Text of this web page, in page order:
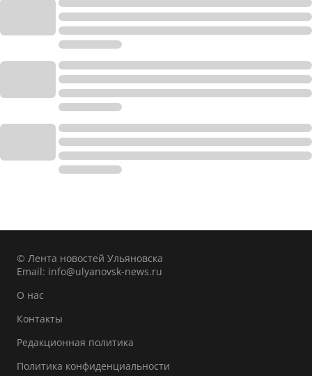
© Лента новостей Ульяновска
Email: info@ulyanovsk-news.ru
О нас
Контакты
Редакционная политика
Политика конфиденциальности